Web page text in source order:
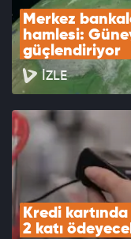
Merkez
hamlesi:
güçlendiriyor
İZLE
Kredi
2 katı